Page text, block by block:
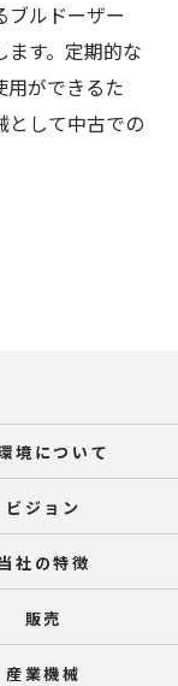
ブルドーザー
す。定期的な
用ができるた
として中古での
境について
ビジョン
社の特徴
販売
産業機械